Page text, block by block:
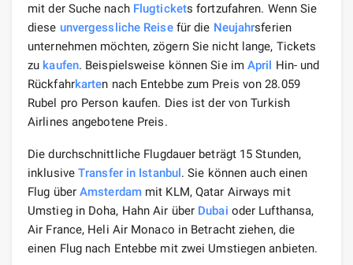
mit der Suche nach Flugtickets fortzufahren. Wenn Sie
diese unvergessliche Reisefür die Neujahrsferien
unternehmen möchten, zögern Sie nicht lange, Tickets
zu kaufen. Beispielsweise können Sie imApril Hin- und
Rückfahrkarten nach Entebbe zum Preis von 28.059
Rubel pro Person kaufen. Dies ist der von Turkish
Airlines angebotene Preis.
Die durchschnittliche Flugdauer beträgt 15 Stunden,
inklusive Transfer in Istanbul. Sie können auch einen
Flug über Amsterdammit KLM, Qatar Airways mit
Umstieg in Doha, Hahn Air über Dubai oder Lufthansa,
Air France, Heli Air Monaco in Betracht ziehen, die
einen Flug nach Entebbe mit zwei Umstiegen anbieten.